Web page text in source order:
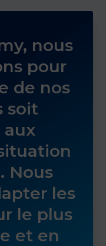
nous
pour
de nos
soit
aux
Nous
les
le plus
et en